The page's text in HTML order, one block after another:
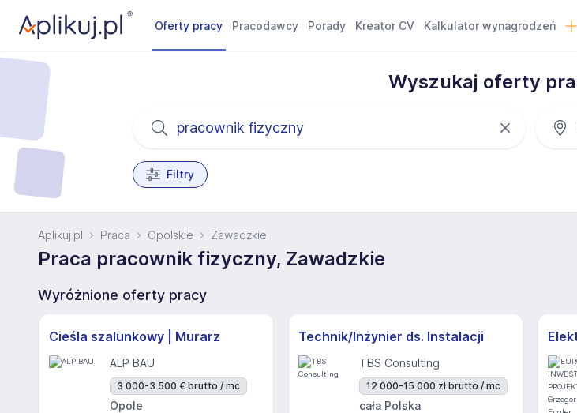
Oferty pracy Pracodawcy Porady Kreator CV Kalkulator wynagrodzeń
Wyszukaj oferty
Filtry
Aplikuj.pl Praca Opolskie Zawadzkie
Praca pracownik fizyczny, Zawadzkie
Wyróżnione oferty pracy
Cieśla szalunkowy | Murarz
ALP BAU
3 000-3 500 € brutto / mc
Opole
Technik/Inżynier ds. Instalacji
TBS Consulting
12 000-15 000 zł brutto / mc
cała Polska